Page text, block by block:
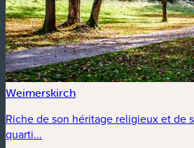
Weimerskirch
Riche de son héritage religieux et de
quarti...